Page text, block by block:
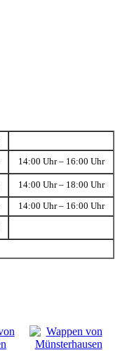
14:00 Uhr – 16:00 Uhr
14:00 Uhr – 18:00 Uhr
14:00 Uhr – 16:00 Uhr